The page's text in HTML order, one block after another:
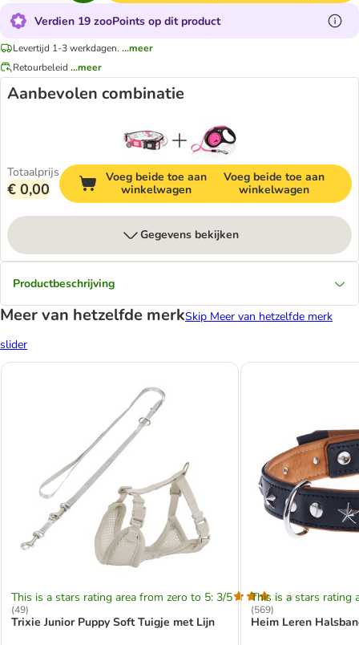
Verdien 19 zooPoints op dit product
Levertijd 1-3 werkdagen. ...meer
Retourbeleid ...meer
Aanbevolen combinatie
Totaalprijs
€ 0,00
Voeg beide toe aan
winkelwagen
Voeg beide toe aan
winkelwagen
Gegevens bekijken
Productbeschrijving
Meer van hetzelfde merkSkip Meer van hetzelfde merk
slider
This is a stars rating area from zero to 5: 3/5
(49)
Trixie Junior Puppy Soft Tuigje met Lijn
This is a stars rating
(569)
Heim Leren